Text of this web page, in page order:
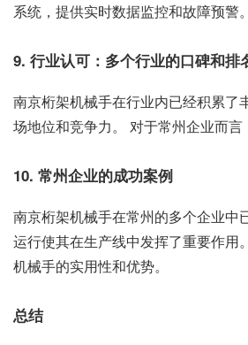
系统，提供实时数据监控和故障预警
9. 行业认可：多个行业的口碑和排
南京桁架机械手在行业内已经积累了
场地位和竞争力。 对于常州企业而
10. 常州企业的成功案例
南京桁架机械手在常州的多个企业中
运行使其在生产线中发挥了重要作用
机械手的实用性和优势。
总结